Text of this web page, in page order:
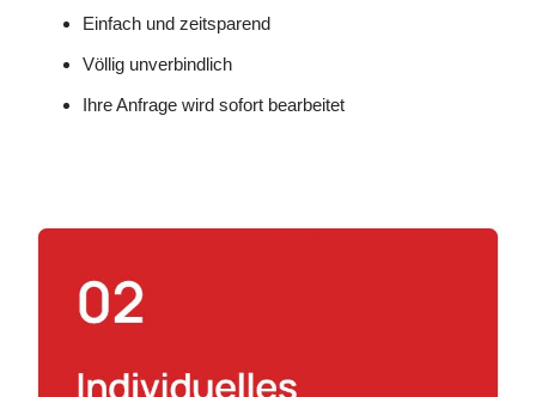
Einfach und zeitsparend
Völlig unverbindlich
Ihre Anfrage wird sofort bearbeitet